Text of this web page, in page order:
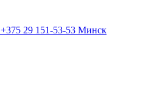
+375 29 151-53-53 Минск